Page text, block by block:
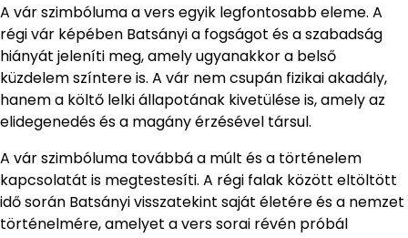
A vár szimbóluma a vers egyik legfontosabb eleme. A
régi vár képében Batsányi a fogságot és a szabadság
hiányát jeleníti meg, amely ugyanakkor a belső
küzdelem színtere is. A vár nem csupán fizikai akadály,
hanem a költő lelki állapotának kivetülése is, amely az
elidegenedés és a magány érzésével társul.
A vár szimbóluma továbbá a múlt és a történelem
kapcsolatát is megtestesíti. A régi falak között eltöltött
idő során Batsányi visszatekint saját életére és a nemzet
történelmére, amelyet a vers sorai révén próbál